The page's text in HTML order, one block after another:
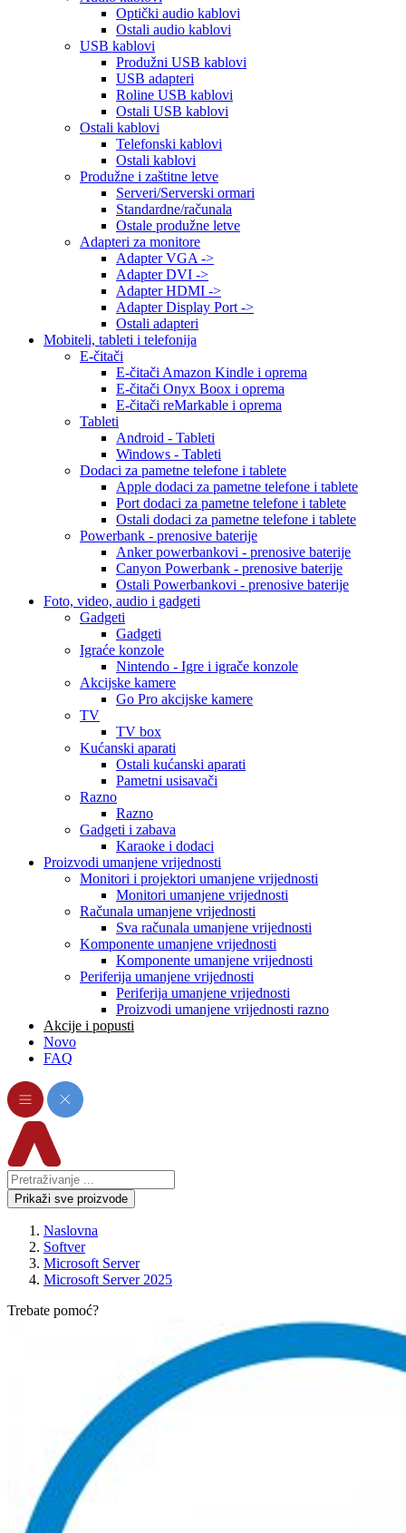
Optički audio kablovi
Ostali audio kablovi
USB kablovi
Produžni USB kablovi
USB adapteri
Roline USB kablovi
Ostali USB kablovi
Ostali kablovi
Telefonski kablovi
Ostali kablovi
Produžne i zaštitne letve
Serveri/Serverski ormari
Standardne/računala
Ostale produžne letve
Adapteri za monitore
Adapter VGA ->
Adapter DVI ->
Adapter HDMI ->
Adapter Display Port ->
Ostali adapteri
Mobiteli, tableti i telefonija
E-čitači
E-čitači Amazon Kindle i oprema
E-čitači Onyx Boox i oprema
E-čitači reMarkable i oprema
Tableti
Android - Tableti
Windows - Tableti
Dodaci za pametne telefone i tablete
Apple dodaci za pametne telefone i tablete
Port dodaci za pametne telefone i tablete
Ostali dodaci za pametne telefone i tablete
Powerbank - prenosive baterije
Anker powerbankovi - prenosive baterije
Canyon Powerbank - prenosive baterije
Ostali Powerbankovi - prenosive baterije
Foto, video, audio i gadgeti
Gadgeti
Gadgeti
Igraće konzole
Nintendo - Igre i igrače konzole
Akcijske kamere
Go Pro akcijske kamere
TV
TV box
Kućanski aparati
Ostali kućanski aparati
Pametni usisavači
Razno
Razno
Gadgeti i zabava
Karaoke i dodaci
Proizvodi umanjene vrijednosti
Monitori i projektori umanjene vrijednosti
Monitori umanjene vrijednosti
Računala umanjene vrijednosti
Sva računala umanjene vrijednosti
Komponente umanjene vrijednosti
Komponente umanjene vrijednosti
Periferija umanjene vrijednosti
Periferija umanjene vrijednosti
Proizvodi umanjene vrijednosti razno
Akcije i popusti
Novo
FAQ
Prikaži sve proizvode
Naslovna
Softver
Microsoft Server
Microsoft Server 2025
Trebate pomoć?